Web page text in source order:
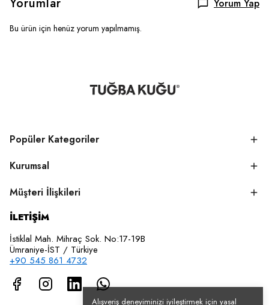
Alışveriş deneyiminizi iyileştirmek için yasal
Yorum Yap
Bu ürün için henüz yorum yapılmamış.
Popüler Kategoriler
Kurumsal
Müşteri İlişkileri
İLETİŞİM
İstiklal Mah. Mihraç Sok. No:17-19B
Ümraniye-İST / Türkiye
+90 545 861 4732